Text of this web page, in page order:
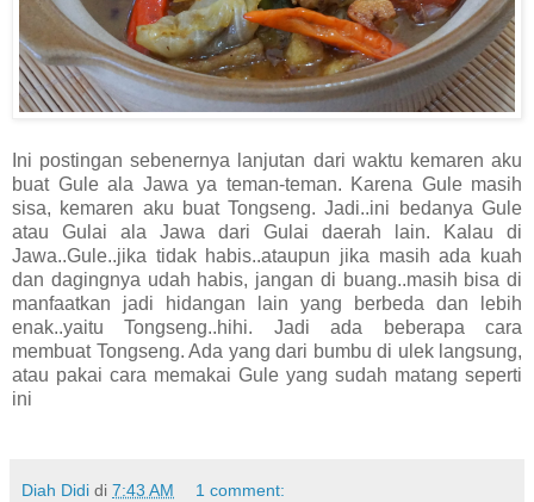
Ini postingan sebenernya lanjutan dari waktu kemaren aku
buat Gule ala Jawa ya teman-teman. Karena Gule masih
sisa, kemaren aku buat Tongseng. Jadi..ini bedanya Gule
atau Gulai ala Jawa dari Gulai daerah lain. Kalau di
Jawa..Gule..jika tidak habis..ataupun jika masih ada kuah
dan dagingnya udah habis, jangan di buang..masih bisa di
manfaatkan jadi hidangan lain yang berbeda dan lebih
enak..yaitu Tongseng..hihi. Jadi ada beberapa cara
membuat Tongseng. Ada yang dari bumbu di ulek langsung,
atau pakai cara memakai Gule yang sudah matang seperti
ini
Diah Didi di 7:43 AM 1 comment: